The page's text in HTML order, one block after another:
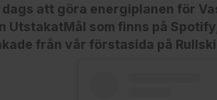
dags att göra energiplanen för
UtstakatMål som finns på
från vår förstasida på